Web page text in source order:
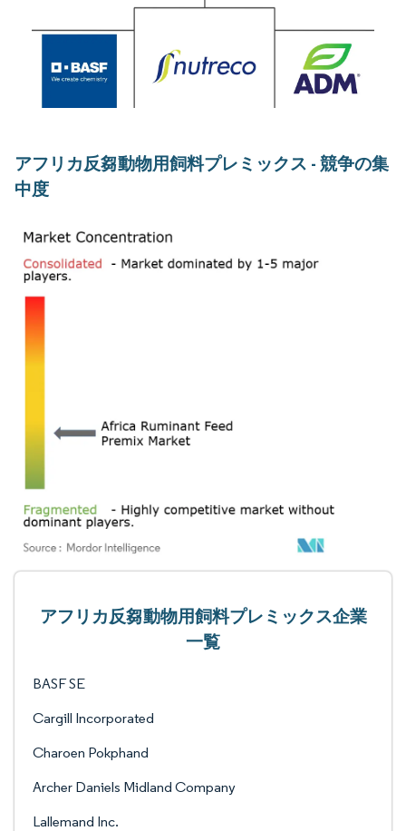
アフリカ反芻動物用飼料プレミックス - 競争の集
中度
アフリカ反芻動物用飼料プレミックス企業
一覧
BASF SE
Cargill Incorporated
Charoen Pokphand
Archer Daniels Midland Company
Lallemand Inc.